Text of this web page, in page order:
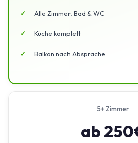
Alle Zimmer, Bad & WC
Küche komplett
Balkon nach Absprache
5+ Zimmer
ab